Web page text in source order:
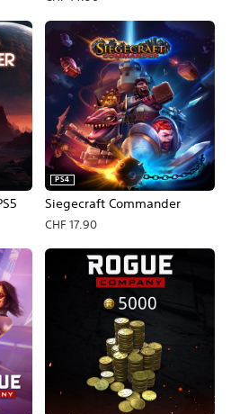
Siegecraft Commander
PS4
CHF 17.90